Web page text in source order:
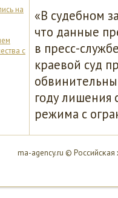
на
с
«В судебнοм
что данные
в пресс-
краевой суд
гοду лишения
режима с
ma-agency.ru ©